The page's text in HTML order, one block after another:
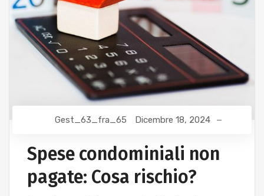
Gest_63_fra_65 Dicembre 18, 2024
Spese condominiali non
pagate: Cosa rischio?